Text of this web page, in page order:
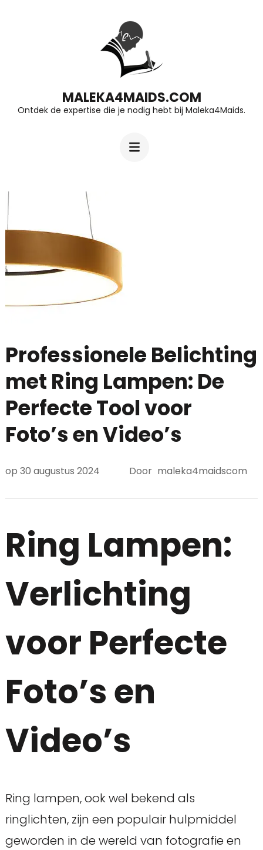
Enter)
MALEKA4MAIDS.COM
Ontdek de expertise die je nodig hebt bij Maleka4Maids.
Professionele Belichting
met Ring Lampen: De
Perfecte Tool voor
Foto’s en Video’s
op 30 augustus 2024 Door maleka4maidscom
Ring Lampen:
Verlichting
voor Perfecte
Foto’s en
Video’s
Ring lampen, ook wel bekend als
ringlichten, zijn een populair hulpmiddel
geworden in de wereld van fotografie en